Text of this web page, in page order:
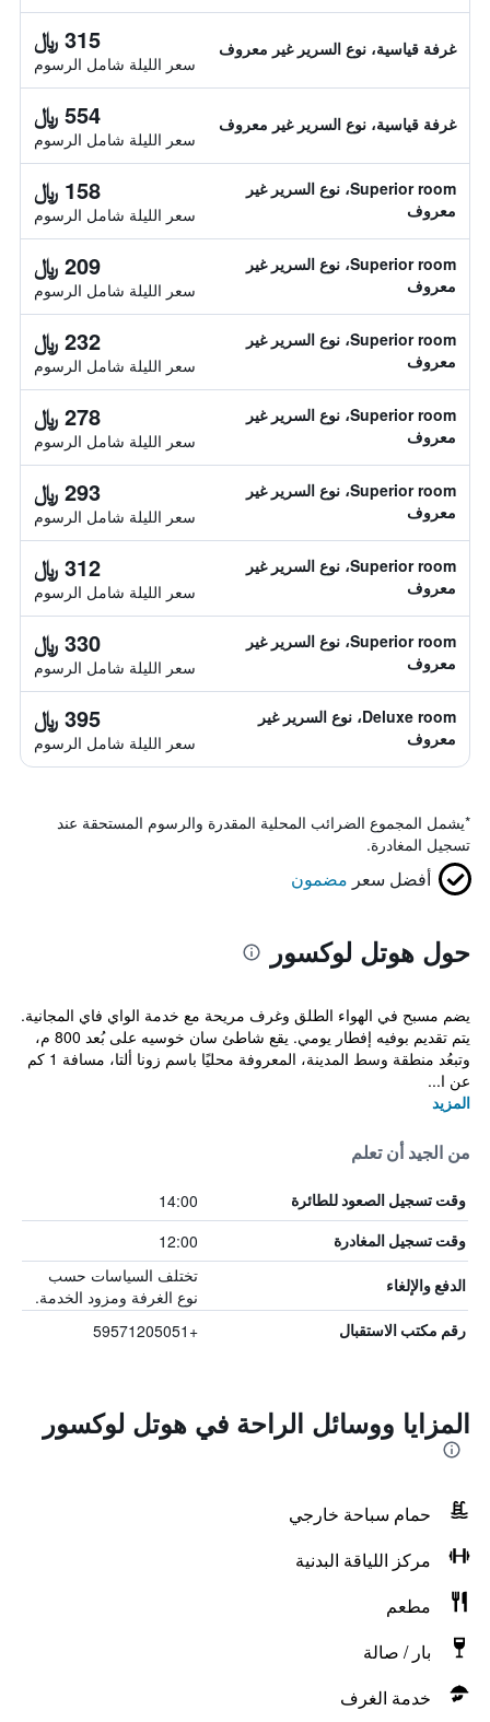
غرفة قياسية، نوع السرير غير معروف 315 ﷼
سعر الليلة شامل الرسوم
غرفة قياسية، نوع السرير غير معروف 554 ﷼
سعر الليلة شامل الرسوم
Superior room، نوع السرير غير
معروف
158 ﷼
سعر الليلة شامل الرسوم
Superior room، نوع السرير غير
معروف
209 ﷼
سعر الليلة شامل الرسوم
Superior room، نوع السرير غير
معروف
232 ﷼
سعر الليلة شامل الرسوم
Superior room، نوع السرير غير
معروف
278 ﷼
سعر الليلة شامل الرسوم
Superior room، نوع السرير غير
معروف
293 ﷼
سعر الليلة شامل الرسوم
Superior room، نوع السرير غير
معروف
312 ﷼
سعر الليلة شامل الرسوم
Superior room، نوع السرير غير
معروف
330 ﷼
سعر الليلة شامل الرسوم
Deluxe room، نوع السرير غير
معروف
395 ﷼
سعر الليلة شامل الرسوم
*يشمل المجموع الضرائب المحلية المقدرة والرسوم المستحقة عند
تسجيل المغادرة.
أفضل سعر مضمون
حول هوتل لوكسور
يضم مسبح في الهواء الطلق وغرف مريحة مع خدمة الواي فاي المجانية.
يتم تقديم بوفيه إفطار يومي. يقع شاطئ سان خوسيه على بُعد 800 م،
وتبعُد منطقة وسط المدينة، المعروفة محليًا باسم زونا ألتا، مسافة 1 كم
عن ا...
المزيد
من الجيد أن تعلم
وقت تسجيل الصعود للطائرة 14:00
وقت تسجيل المغادرة 12:00
الدفع والإلغاء
تختلف السياسات حسب
نوع الغرفة ومزود الخدمة.
رقم مكتب الاستقبال +59571205051
المزايا ووسائل الراحة في هوتل لوكسور
حمام سباحة خارجي
مركز اللياقة البدنية
مطعم
بار / صالة
خدمة الغرف